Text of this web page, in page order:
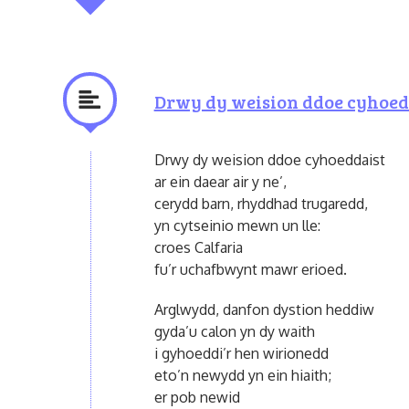
Drwy dy weision ddoe
Drwy dy weision ddoe cyhoeddaist
ar ein daear air y ne’,
cerydd barn, rhyddhad trugaredd,
yn cytseinio mewn un lle:
croes Calfaria
fu’r uchafbwynt mawr erioed.
Arglwydd, danfon dystion heddiw
gyda’u calon yn dy waith
i gyhoeddi’r hen wirionedd
eto’n newydd yn ein hiaith;
er pob newid